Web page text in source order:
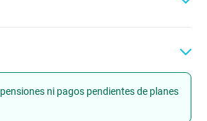
Renovaciónni pagos pendientes de planes